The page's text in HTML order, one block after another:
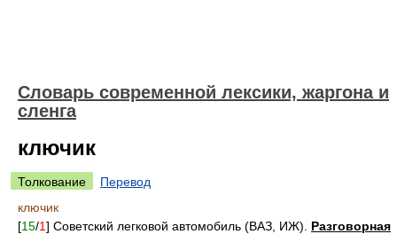
Cловарь современной лексики, жаргона и
сленга
ключик
Толкование
Перевод
ключик
[15/1] Советский легковой автомобиль (ВАЗ, ИЖ). Разговорная